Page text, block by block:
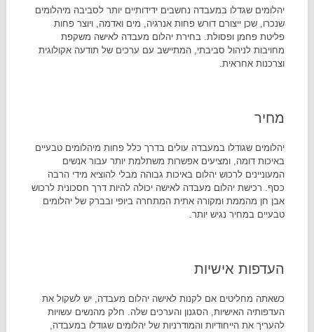
יהלומים שגדלו במעבדה נחשבים ידידותיים יותר לסביבה מיהלומים
שנכרו, שכן ייצורם דורש פחות אנרגיה, מים ואדמה, ויוצר פחות
פליטת פחמן ופסולת. בחירת יהלום מעבדה לאישה משקפת
מחויבות לניהול סביבתי, המתיישב עם ערכים של תודעה אקולוגית
וצרכנות אחראית.
מחיר
יהלומים שגודלו במעבדה עולים בדרך כלל פחות מיהלומים טבעיים
באיכות דומה, ומציעים אפשרות משתלמת יותר עבור אנשים
המעוניינים לרכוש יהלום באיכות גבוהה מבלי להוציא מידי הרבה
כסף. רכישת יהלום מעבדה לאישה יכולה להיות דרך חסכונית לרכוש
אבן חן מהממת ומקורה אתית המתחרה ביופי ובברק של יהלומים
טבעיים במחיר נגיש יותר.
העדפות אישיות
כשאתה מחליטים אם לקנות לאישה יהלום מעבדה, יש לשקול את
העדפותיה האישיות, הסגנון והערכים שלה. חלק מהנשים עשויות
להעריך את הייחודיות והמודרניות של יהלומים שגודלו במעבדה,